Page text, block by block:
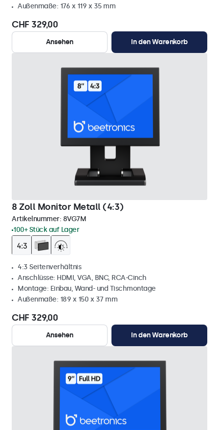
Außenmaße: 176 x 119 x 35 mm
CHF 329,00
Ansehen In den Warenkorb
8 Zoll Monitor Metall (4:3)
Artikelnummer: 8VG7M
100+ Stück auf Lager
4:3 Seitenverhältnis
Anschlüsse: HDMI, VGA, BNC, RCA-Cinch
Montage: Einbau, Wand- und Tischmontage
Außenmaße: 189 x 150 x 37 mm
CHF 329,00
Ansehen In den Warenkorb